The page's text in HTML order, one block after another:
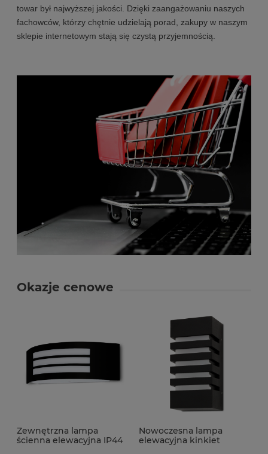
towar był najwyższej jakości. Dzięki zaangażowaniu naszych
fachowców, którzy chętnie udzielają porad, zakupy w naszym
sklepie internetowym stają się czystą przyjemnością.
Okazje cenowe
Zewnętrzna lampa
ścienna elewacyjna IP44
Nowoczesna lampa
elewacyjna kinkiet